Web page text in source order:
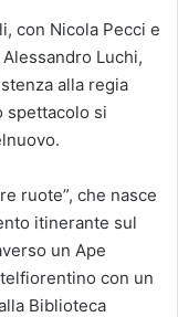
con Nicola Pecci e
Luchi,
alla regia
spettacolo si
ruote”, che nasce
itinerante sul
un Ape
con un
Biblioteca